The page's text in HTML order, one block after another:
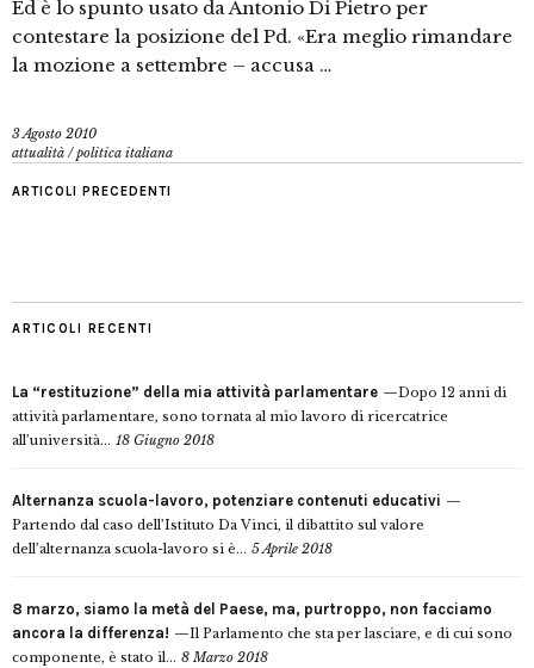
Ed è lo spunto usato da Antonio Di Pietro per
contestare la posizione del Pd. «Era meglio rimandare
la mozione a settembre – accusa …
3 Agosto 2010
attualità /politica italiana
ARTICOLI PRECEDENTI
ARTICOLI RECENTI
La “restituzione” della mia attività parlamentare
Dopo 12 anni di
attività parlamentare, sono tornata al mio lavoro di ricercatrice
all’università... 18 Giugno 2018
Alternanza scuola-lavoro, potenziare contenuti educativi
Partendo dal caso dell’Istituto Da Vinci, il dibattito sul valore
dell’alternanza scuola-lavoro si è... 5 Aprile 2018
8 marzo, siamo la metà del Paese, ma, purtroppo, non facciamo
ancora la differenza!
Il Parlamento che sta per lasciare, e di cui sono
componente, è stato il... 8 Marzo 2018